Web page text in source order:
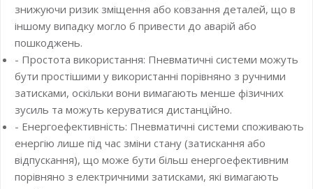
знижуючи ризик зміщення або ковзання деталей, що в
іншому випадку могло б привести до аварій або
пошкоджень.
- Простота використання: Пневматичні системи можуть
бути простішими у використанні порівняно з ручними
затисками, оскільки вони вимагають менше фізичних
зусиль та можуть керуватися дистанційно.
- Енергоефективність: Пневматичні системи споживають
енергію лише під час зміни стану (затискання або
відпускання), що може бути більш енергоефективним
порівняно з електричними затисками, які вимагають